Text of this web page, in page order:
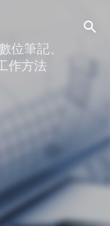
位筆記、
作方法